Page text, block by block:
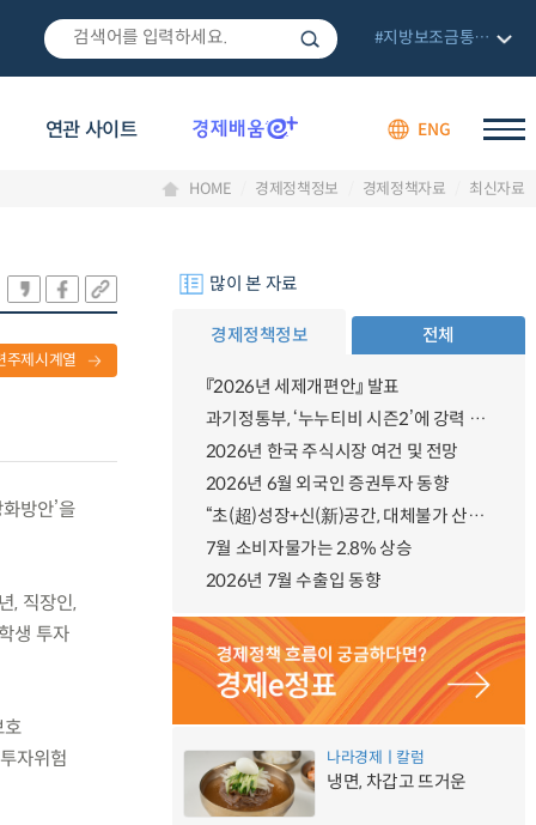
연관 사이트 ENG
#지방보조금통합관리망
HOME 경제정책정보 경제정책자료 최신자료
주제시계열
방안’을
, 직장인,
생 투자
호
자위험
많이 본 자료
경제정책정보 전체
『2026년 세제개편안』 발표
과기정통부, ‘누누티비 시즌2’에 강력 대응 의지 밝혀
2026년 한국 주식시장 여건 및 전망
2026년 6월 외국인 증권투자 동향
“초(超)성장+신(新)공간, 대체불가 산업강국”
7월 소비자물가는 2.8% 상승
2026년 7월 수출입 동향
나라경제ㅣ칼럼
냉면, 차갑고 뜨거운